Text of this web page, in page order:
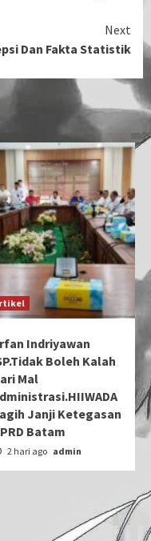
Next
Dan Fakta Statistik
Indriyawan
Boleh Kalah
Mal
Janji Ketegasan
Batam
2 hari ago admin